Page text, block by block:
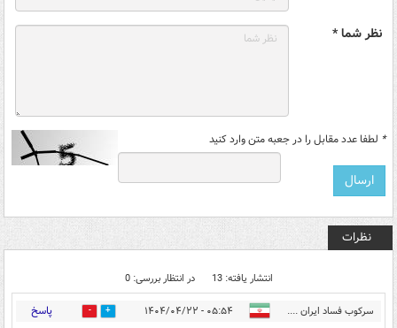
نظر شما *
* لطفا عدد مقابل را در جعبه متن وارد کنید
نظرات
انتشار یافته: 13 در انتظار بررسی: 0
سرکوب فساد ایران .... ۰۵:۵۴ - ۱۴۰۴/۰۴/۲۲ 4 پاسخ